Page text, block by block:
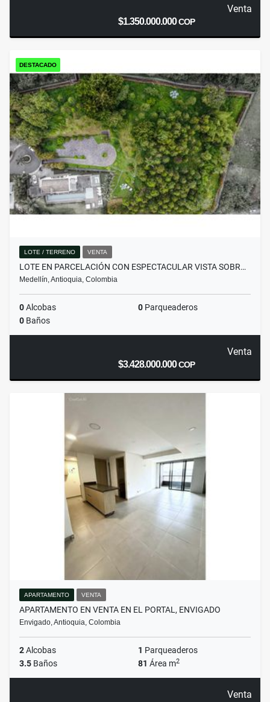
Venta
$1.350.000.000COP
DESTACADO
LOTE / TERRENO VENTA
LOTE EN PARCELACIÓN CON ESPECTACULAR VISTA SOBR…
Medellín, Antioquia, Colombia
0Alcobas 0 Parqueaderos
0 Baños
Venta
$3.428.000.000COP
APARTAMENTO VENTA
APARTAMENTO EN VENTA EN EL PORTAL, ENVIGADO
Envigado, Antioquia, Colombia
2Alcobas 1 Parqueaderos
3.5 Baños 81 Área m2
Venta